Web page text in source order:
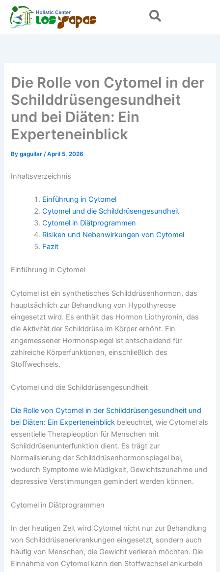
Skip
content
Die Rolle von Cytomel in der
Schilddrüsengesundheit
und bei Diäten: Ein
Experteneinblick
Bygaguilar/April 5, 2026
Inhaltsverzeichnis
Einführung in Cytomel
Cytomel und die Schilddrüsengesundheit
Cytomel in Diätprogrammen
Risiken und Nebenwirkungen von Cytomel
Fazit
Einführung in Cytomel
Cytomel ist ein synthetisches Schilddrüsenhormon, das
hauptsächlich zur Behandlung von Hypothyreose
eingesetzt wird. Es enthält das Hormon Liothyronin, das
die Aktivität der Schilddrüse im Körper erhöht. Ein
angemessener Hormonspiegel ist entscheidend für
zahlreiche Körperfunktionen, einschließlich des
Stoffwechsels.
Cytomel und die Schilddrüsengesundheit
Die Rolle von Cytomel in der Schilddrüsengesundheit und
bei Diäten: Ein Experteneinblick beleuchtet, wie Cytomel als
essentielle Therapieoption für Menschen mit
Schilddrüsenunterfunktion dient. Es trägt zur
Normalisierung der Schilddrüsenhormonspiegel bei,
wodurch Symptome wie Müdigkeit, Gewichtszunahme und
depressive Verstimmungen gemindert werden können.
Cytomel in Diätprogrammen
In der heutigen Zeit wird Cytomel nicht nur zur Behandlung
von Schilddrüsenerkrankungen eingesetzt, sondern auch
häufig von Menschen, die Gewicht verlieren möchten. Die
Einnahme von Cytomel kann den Stoffwechsel ankurbeln